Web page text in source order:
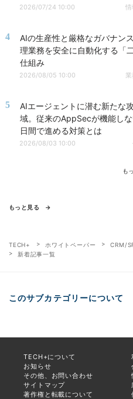
2026/07/24 10:00 情
4
AIの生産性と厳格なガバナン
理業務を安全に自動化する「
仕組み
2026/08/05 10:00
5
AIエージェントに潜む新たな
域。従来のAppSecが機能し
日間で進める対策とは
2026/08/03 10:00
も
もっと見る
TECH+ ホワイトペーパー CRM/
新着記事一覧
このサブカテゴリーについて
TECH+について
お知らせ
その他、お問い合わせ
サイトマップ
著作権と転載について